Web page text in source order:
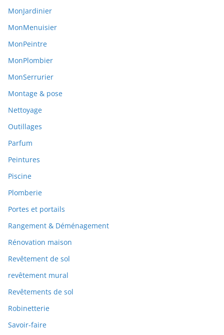
MonJardinier
MonMenuisier
MonPeintre
MonPlombier
MonSerrurier
Montage & pose
Nettoyage
Outillages
Parfum
Peintures
Piscine
Plomberie
Portes et portails
Rangement & Déménagement
Rénovation maison
Revêtement de sol
revêtement mural
Revêtements de sol
Robinetterie
Savoir-faire